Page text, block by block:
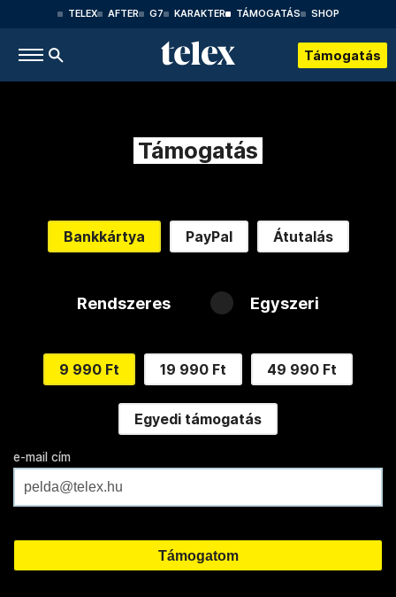
TELEX AFTER G7 KARAKTER TÁMOGATÁS SHOP
Támogatás
Támogatás
Bankkártya PayPal Átutalás
Rendszeres Egyszeri
9 990 Ft 19 990 Ft 49 990 Ft
Egyedi támogatás
e-mail cím